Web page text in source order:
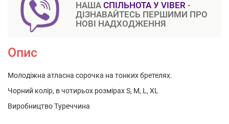
НАША СПІЛЬНОТА У VIBER -
ДІЗНАВАЙТЕСЬ ПЕРШИМИ ПРО
НОВІ НАДХОДЖЕННЯ
Опис
Молодіжна атласна сорочка на тонких бретелях.
Чорний колір, в чотирьох розмірах S, M, L, XL
Виробництво Туреччина